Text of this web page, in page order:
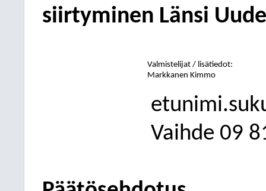
siirtyminen Länsi
Valmistelijat / lisätiedot:
Markkanen Kimmo
Vaihde 09